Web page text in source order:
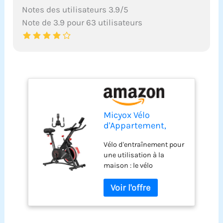
Notes des utilisateurs 3.9/5
Note de 3.9 pour 63 utilisateurs
Micyox Vélo
d'Appartement,
D'intérieur avec
Résistance
Magnétique, Volant
d'Inertie de 15kg,
Moniteur LCD avec
RPM et BPM, Vélos
Stationnaires pour
Vélo d'entraînement pour
une utilisation à la
maison : le vélo
équipé d'un volant
d'inertie de 15 kg avec
résistance magnétique